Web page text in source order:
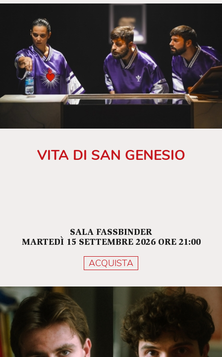
VITA DI SAN GENESIO
SALA FASSBINDER
MARTEDÌ 15 SETTEMBRE 2026 ORE 21:00
ACQUISTA